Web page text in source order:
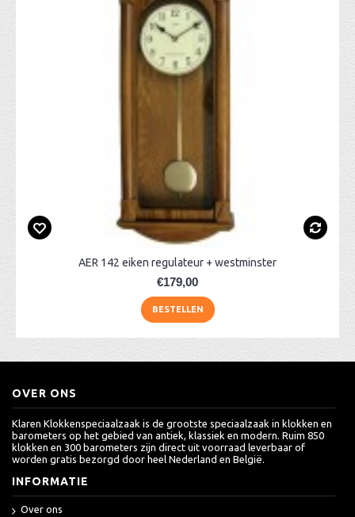
AER 142 eiken regulateur + westminster
€179,00
BESTELLEN
OVER ONS
Klaren Klokkenspeciaalzaak is de grootste speciaalzaak in klokken en
barometers op het gebied van antiek, klassiek en modern. Ruim 850
klokken en 300 barometers zijn direct uit voorraad leverbaar of
worden gratis bezorgd door heel Nederland en België.
INFORMATIE
Over ons